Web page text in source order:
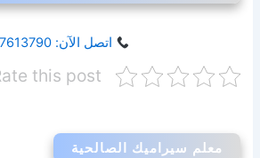
اتصل الآن: 67613790
this post
معلم سيراميك الصالحية